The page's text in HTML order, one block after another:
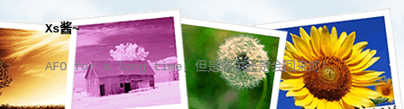
Xs酱~
AFO for a long time，但是偶尔还是会回来的！